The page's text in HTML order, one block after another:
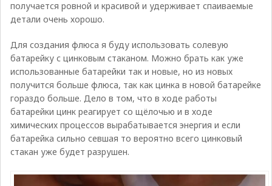
получается ровной и красивой и удерживает спаиваемые
детали очень хорошо.
Для создания флюса я буду использовать солевую
батарейку с цинковым стаканом. Можно брать как уже
использованные батарейки так и новые, но из новых
получится больше флюса, так как цинка в новой батарейке
гораздо больше. Дело в том, что в ходе работы
батарейки цинк реагирует со щёлочью и в ходе
химических процессов вырабатывается энергия и если
батарейка сильно севшая то вероятно всего цинковый
стакан уже будет разрушен.